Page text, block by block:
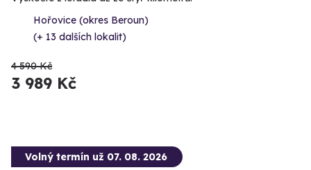
Hořovice (okres Beroun)
(+ 13 dalších lokalit)
4 590 Kč
3 989 Kč
Volný termín už 07. 08. 2026